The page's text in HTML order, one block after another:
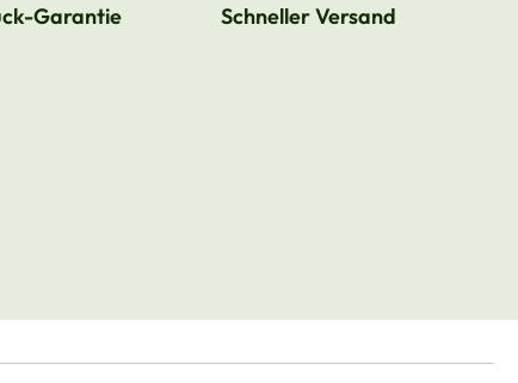
Garantie Schneller Versand